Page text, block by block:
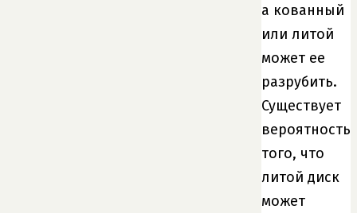
а кованный
или литой
может ее
разрубить.
Существует
вероятность
того, что
литой диск
может